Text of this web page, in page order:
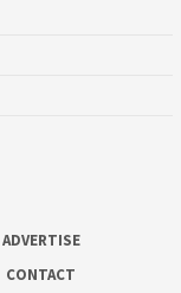
ADVERTISE
CONTACT